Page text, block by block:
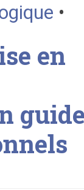
•
en
guide